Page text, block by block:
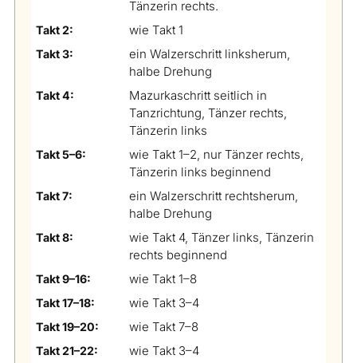
Tänzerin rechts.
Takt 2: wie Takt 1
Takt 3:
ein Walzerschritt linksherum,
halbe Drehung
Takt 4:
Mazurkaschritt seitlich in
Tanzrichtung, Tänzer rechts,
Tänzerin links
Takt 5–6:
wie Takt 1–2, nur Tänzer rechts,
Tänzerin links beginnend
Takt 7:
ein Walzerschritt rechtsherum,
halbe Drehung
Takt 8:
wie Takt 4, Tänzer links, Tänzerin
rechts beginnend
Takt 9–16: wie Takt 1–8
Takt 17–18: wie Takt 3–4
Takt 19–20: wie Takt 7–8
Takt 21–22: wie Takt 3–4